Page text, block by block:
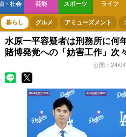
・社会 芸能 スポーツ ライフ
ボートレース 競輪 オートレース
暮らし グルメ アミューズメント
水原一平容疑者は刑務所に何
賭博発覚への「妨害工作」次
公開： 24/